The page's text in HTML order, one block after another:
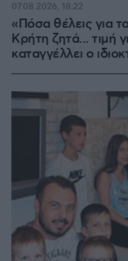
«Πόσα θέλεις για
Κρήτη ζητά... τιμή
καταγγέλλει ο
07.08.2026, 18:22